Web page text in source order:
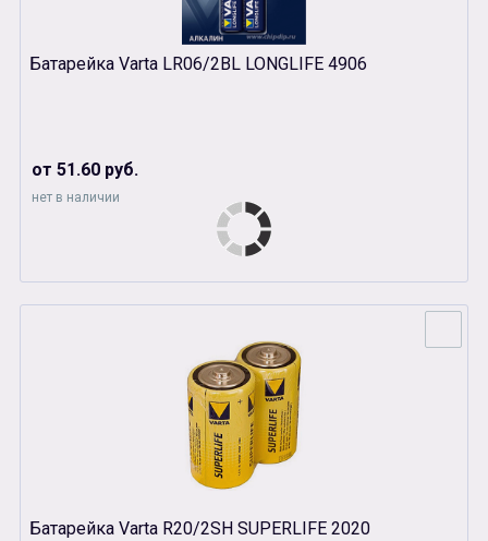
Батарейка Varta LR06/2BL LONGLIFE 4906
от 51.60 руб.
нет в наличии
Батарейка Varta R20/2SH SUPERLIFE 2020